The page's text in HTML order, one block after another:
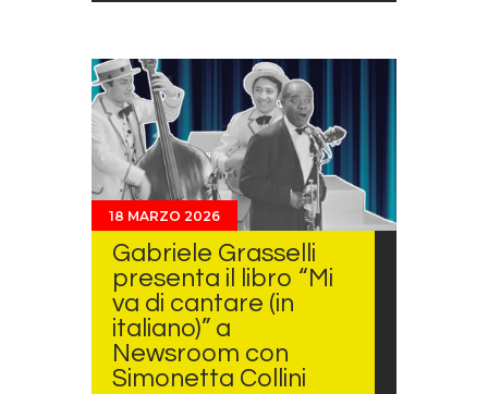
18 MARZO 2026
Gabriele Grasselli
presenta il libro “Mi
va di cantare (in
italiano)” a
Newsroom con
Simonetta Collini